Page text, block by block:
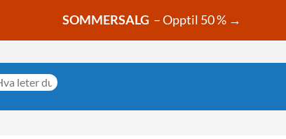
SOMMERSALG – Opptil 50 % →